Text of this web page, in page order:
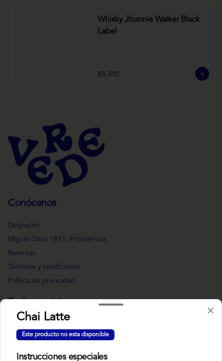
Whisky Jhonnie Walker Black
Label
$8.300
Conócenos
Despacho
Miguel Claro 1873, Providencia.
Reservas
Términos y condiciones
Política de privacidad
Redes sociales
Facebook
Chai Latte
Este producto no esta disponible
Instrucciones especiales